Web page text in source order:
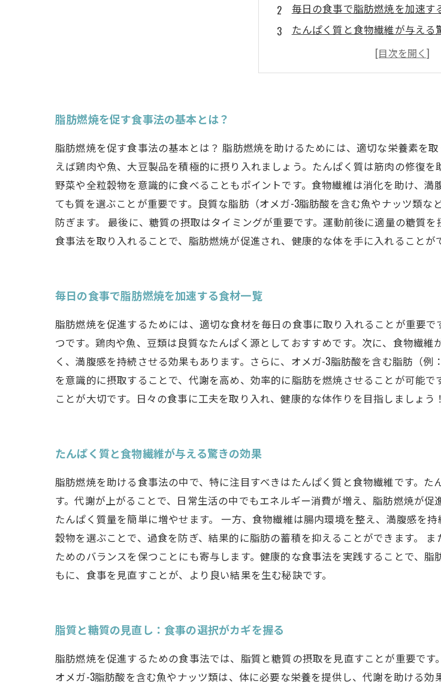
毎日の食事で脂肪燃焼を加速す
たんぱく質と食物繊維が与える
脂質と糖質の見直し：食事の選
健康的なライフスタイルの実現
脂肪燃焼を促す食事法の基本とは？
脂肪燃焼を促す食事法の基本とは？ 脂肪燃焼を助けるためには、適切な栄養素を
えば鶏肉や魚、大豆製品を積極的に摂り入れましょう。たんぱく質は筋肉の修復
野菜や全粒穀物を意識的に食べることもポイントです。食物繊維は消化を助け、
ても質を選ぶことが重要です。良質な脂肪（オメガ-3脂肪酸を含む魚やナッツ類
防ぎます。 最後に、糖質の摂取はタイミングが重要です。運動前後に適量の糖質
食事法を取り入れることで、脂肪燃焼が促進され、健康的な体を手に入れることが
毎日の食事で脂肪燃焼を加速する食材一覧
脂肪燃焼を促進するためには、適切な食材を毎日の食事に取り入れることが重要
つです。鶏肉や魚、豆類は良質なたんぱく源としておすすめです。次に、食物繊
く、満腹感を持続させる効果もあります。さらに、オメガ-3脂肪酸を含む脂肪（
を意識的に摂取することで、代謝を高め、効率的に脂肪を燃焼させることが可能
ことが大切です。日々の食事に工夫を取り入れ、健康的な体作りを目指しましょう！
たんぱく質と食物繊維が与える驚きの効果
脂肪燃焼を助ける食事法の中で、特に注目すべきはたんぱく質と食物繊維です。
す。代謝が上がることで、日常生活の中でもエネルギー消費が増え、脂肪燃焼が促
たんぱく質量を簡単に増やせます。 一方、食物繊維は腸内環境を整え、満腹感を
穀物を選ぶことで、過食を防ぎ、結果的に脂肪の蓄積を抑えることができます。
ためのバランスを保つことにも寄与します。健康的な食事法を実践することで、
もに、食事を見直すことが、より良い結果を生む秘訣です。
脂質と糖質の見直し：食事の選択がカギを握る
脂肪燃焼を促進するための食事法では、脂質と糖質の摂取を見直すことが重要で
オメガ-3脂肪酸を含む魚やナッツ類は、体に必要な栄養を提供し、代謝を助ける